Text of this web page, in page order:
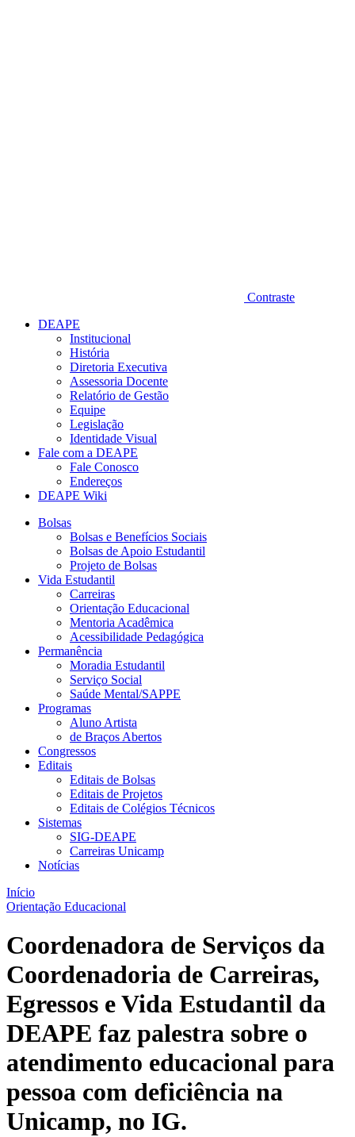
Contraste
DEAPE
Institucional
História
Diretoria Executiva
Assessoria Docente
Relatório de Gestão
Equipe
Legislação
Identidade Visual
Fale com a DEAPE
Fale Conosco
Endereços
DEAPE Wiki
Bolsas
Bolsas e Benefícios Sociais
Bolsas de Apoio Estudantil
Projeto de Bolsas
Vida Estudantil
Carreiras
Orientação Educacional
Mentoria Acadêmica
Acessibilidade Pedagógica
Permanência
Moradia Estudantil
Serviço Social
Saúde Mental/SAPPE
Programas
Aluno Artista
de Braços Abertos
Congressos
Editais
Editais de Bolsas
Editais de Projetos
Editais de Colégios Técnicos
Sistemas
SIG-DEAPE
Carreiras Unicamp
Notícias
Início
Orientação Educacional
Coordenadora de Serviços da
Coordenadoria de Carreiras,
Egressos e Vida Estudantil da
DEAPE faz palestra sobre o
atendimento educacional para
pessoa com deficiência na
Unicamp, no IG.